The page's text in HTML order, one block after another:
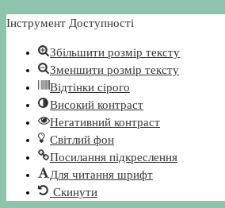
інструментів
Інструмент Доступності
Збільшити розмір тексту
Зменшити розмір тексту
Відтінки сірого
Високий контраст
Негативний контраст
Світлий фон
Посилання підкреслення
Для читання шрифт
Скинути